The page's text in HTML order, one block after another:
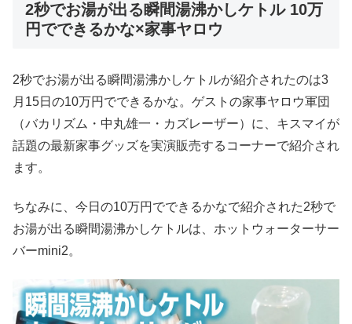
2秒でお湯が出る瞬間湯沸かしケトル 10万
円でできるかな×家事ヤロウ
2秒でお湯が出る瞬間湯沸かしケトルが紹介されたのは3
月15日の10万円でできるかな。ゲストの家事ヤロウ軍団
（バカリズム・中丸雄一・カズレーザー）に、キスマイが
話題の最新家事グッズを実演販売するコーナーで紹介され
ます。
ちなみに、今日の10万円でできるかなで紹介された2秒で
お湯が出る瞬間湯沸かしケトルは、ホットウォーターサー
バーmini2。